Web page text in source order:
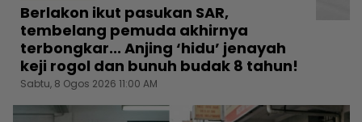
Berlakon ikut pasukan SAR,
tembelang pemuda akhirnya
terbongkar... Anjing ‘hidu’ jenayah
keji rogol dan bunuh budak 8 tahun!
Sabtu, 8 Ogos 2026 11:00 AM